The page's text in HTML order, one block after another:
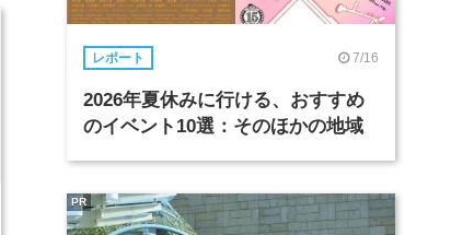
レポート 7/16
2026年夏休みに行ける、おすすめ
のイベント10選：そのほかの地域
PR